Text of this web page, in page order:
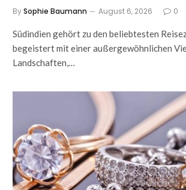
BySophie Baumann August 6, 2026 0
Südindien gehört zu den beliebtesten
begeistert mit einer außergewöhnlichen
Landschaften,…